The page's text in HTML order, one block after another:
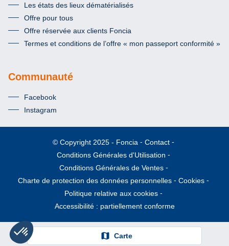
map Carte
Les états des lieux dématérialisés
Offre pour tous
Offre réservée aux clients Foncia
Termes et conditions de l’offre « mon passeport conformité »
Communauté
Facebook
Instagram
© Copyright 2025 Foncia
Contact
Conditions Générales d'Utilisation
Conditions Générales de Ventes
Charte de protection des données personnelles
Cookies
Politique relative aux cookies
Accessibilité : partiellement conforme